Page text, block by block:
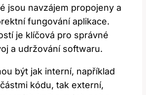
jsou navzájem propojeny a
fungování aplikace.
je klíčová pro správné
a udržování softwaru.
být jak interní, například
kódu, tak externí,